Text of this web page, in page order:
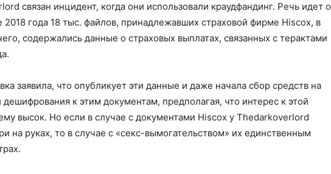
связан инцидент, когда они использовали краудфандинг. Речь идет о
года 18 тыс. файлов, принадлежавших страховой фирме Hiscox, в
содержались данные о страховых выплатах, связанных с терактами
заявила, что опубликует эти данные и даже начала сбор средств на
к этим документам, предполагая, что интерес к этой
высок. Но если в случае с документами Hiscox у Thedarkoverlord
на руках, то в случае с «секс-вымогательством» их единственным